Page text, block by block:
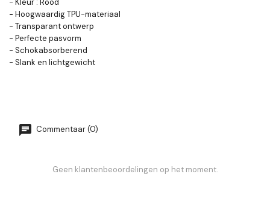
- Kleur : Rood
- Hoogwaardig TPU-materiaal
- Transparant ontwerp
- Perfecte pasvorm
- Schokabsorberend
- Slank en lichtgewicht
Commentaar (0)
Geen klantenbeoordelingen op het moment.